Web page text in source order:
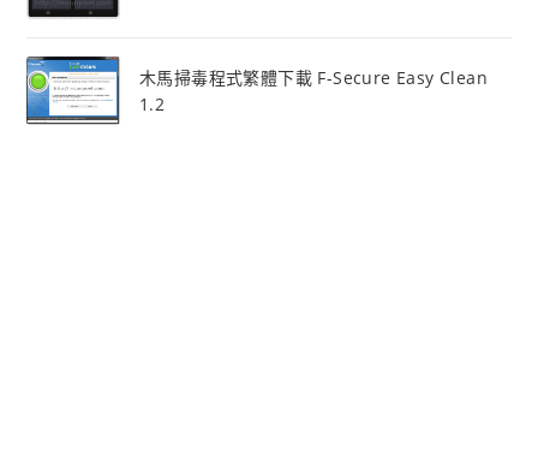
木馬掃毒程式繁體下載 F-Secure Easy Clean
1.2